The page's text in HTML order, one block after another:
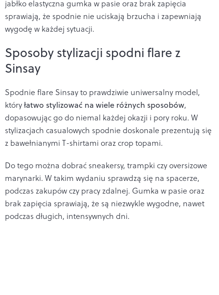
jabłko elastyczna gumka w pasie oraz brak zapięcia
sprawiają, że spodnie nie uciskają brzucha i zapewniają
wygodę w każdej sytuacji.
Sposoby stylizacji spodni flare z
Sinsay
Spodnie flare Sinsay to prawdziwie uniwersalny model,
któryłatwo stylizować na wiele różnych sposobów,
dopasowując go do niemal każdej okazji i pory roku. W
stylizacjach casualowych spodnie doskonale prezentują się
z bawełnianymi T-shirtami oraz crop topami.
Do tego można dobrać sneakersy, trampki czy oversizowe
marynarki. W takim wydaniu sprawdzą się na spacerze,
podczas zakupów czy pracy zdalnej. Gumka w pasie oraz
brak zapięcia sprawiają, że są niezwykle wygodne, nawet
podczas długich, intensywnych dni.